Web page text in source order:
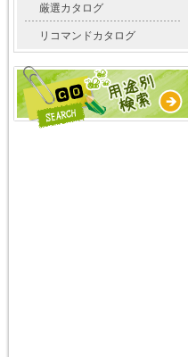
厳選カタログ
リコマンドカタログ